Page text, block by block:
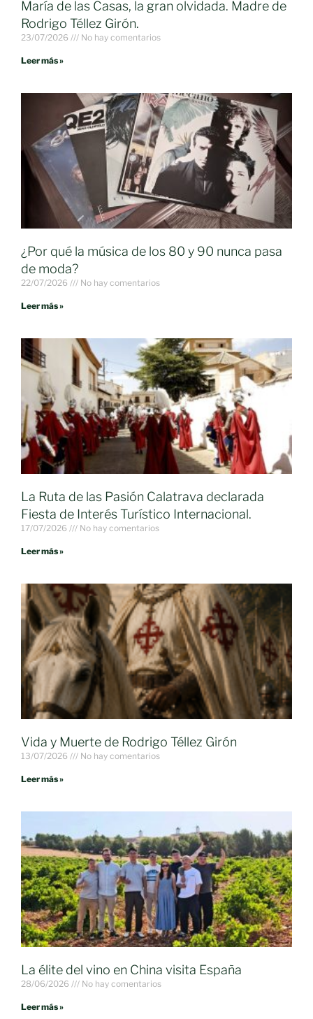
María de las Casas, la gran olvidada. Madre de
Rodrigo Téllez Girón.
23/07/2026 No hay comentarios
Leer más »
¿Por qué la música de los 80 y 90 nunca pasa
de moda?
22/07/2026 No hay comentarios
Leer más »
La Ruta de las Pasión Calatrava declarada
Fiesta de Interés Turístico Internacional.
17/07/2026 No hay comentarios
Leer más »
Vida y Muerte de Rodrigo Téllez Girón
13/07/2026 No hay comentarios
Leer más »
La élite del vino en China visita España
28/06/2026 No hay comentarios
Leer más »